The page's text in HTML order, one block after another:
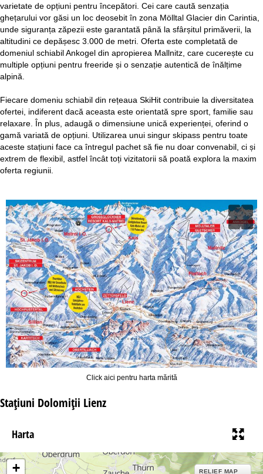
varietate de opțiuni pentru începători. Cei care caută senzația
ghețarului vor găsi un loc deosebit în zona Mölltal Glacier din Carintia,
unde siguranța zăpezii este garantată până la sfârșitul primăverii, la
altitudini ce depășesc 3.000 de metri. Oferta este completată de
domeniul schiabil Ankogel din apropierea Mallnitz, care cucerește cu
multiple opțiuni pentru freeride și o senzație autentică de înălțime
alpină.
Fiecare domeniu schiabil din rețeaua SkiHit contribuie la diversitatea
ofertei, indiferent dacă aceasta este orientată spre sport, familie sau
relaxare. În plus, adaugă o dimensiune unică experienței, oferind o
gamă variată de opțiuni. Utilizarea unui singur skipass pentru toate
aceste stațiuni face ca întregul pachet să fie nu doar convenabil, ci și
extrem de flexibil, astfel încât toți vizitatorii să poată explora la maxim
oferta regiunii.
Click aici pentru harta mărită
Staţiuni Dolomiţii Lienz
Harta
+ RELIEF MAP